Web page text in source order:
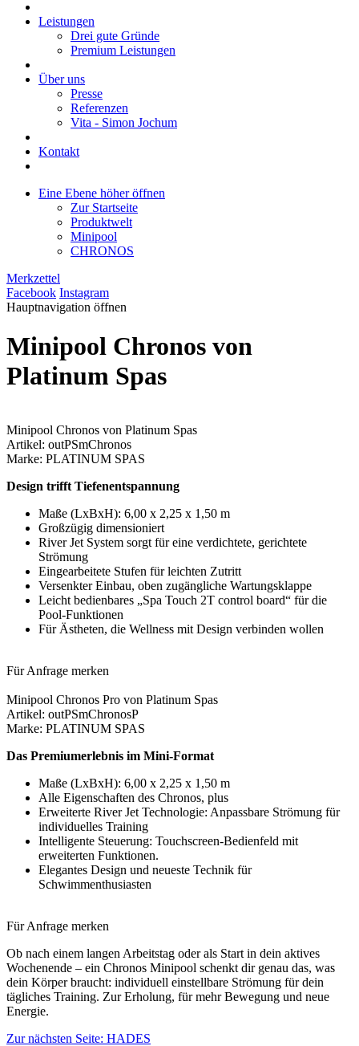
Leistungen
Drei gute Gründe
Premium Leistungen
Über uns
Presse
Referenzen
Vita - Simon Jochum
Kontakt
Eine Ebene höher öffnen
Zur Startseite
Produktwelt
Minipool
CHRONOS
Merkzettel
Facebook Instagram
Hauptnavigation öffnen
Minipool Chronos von
Platinum Spas
Minipool Chronos von Platinum Spas
Artikel: outPSmChronos
Marke: PLATINUM SPAS
Design trifft Tiefenentspannung
Maße (LxBxH): 6,00 x 2,25 x 1,50 m
Großzügig dimensioniert
River Jet System sorgt für eine verdichtete, gerichtete
Strömung
Eingearbeitete Stufen für leichten Zutritt
Versenkter Einbau, oben zugängliche Wartungsklappe
Leicht bedienbares „Spa Touch 2T control board“ für die
Pool-Funktionen
Für Ästheten, die Wellness mit Design verbinden wollen
Für Anfrage merken
Minipool Chronos Pro von Platinum Spas
Artikel: outPSmChronosP
Marke: PLATINUM SPAS
Das Premiumerlebnis im Mini-Format
Maße (LxBxH): 6,00 x 2,25 x 1,50 m
Alle Eigenschaften des Chronos, plus
Erweiterte River Jet Technologie: Anpassbare Strömung für
individuelles Training
Intelligente Steuerung: Touchscreen-Bedienfeld mit
erweiterten Funktionen.
Elegantes Design und neueste Technik für
Schwimmenthusiasten
Für Anfrage merken
Ob nach einem langen Arbeitstag oder als Start in dein aktives
Wochenende – ein Chronos Minipool schenkt dir genau das, was
dein Körper braucht: individuell einstellbare Strömung für dein
tägliches Training. Zur Erholung, für mehr Bewegung und neue
Energie.
Zur nächsten Seite: HADES